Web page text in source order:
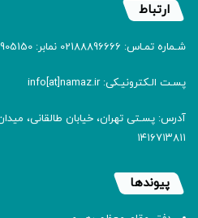
ارتباط
شـماره تمـاس: 02188896666 نمابر: 02188905150
پسـت الـکترونیـکی: info[at]namaz.ir
۱۴۱۶۷۱۳۸۱۱
پیوندها